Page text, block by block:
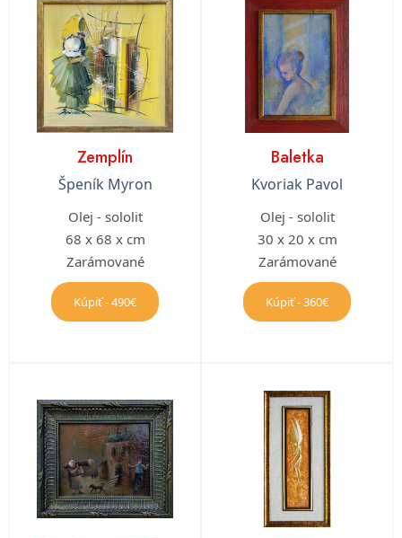
Zemplín
Špeník Myron
Olej - sololit
68 x 68 x cm
Zarámované
Kúpiť - 490€
Baletka
Kvoriak Pavol
Olej - sololit
30 x 20 x cm
Zarámované
Kúpiť - 360€